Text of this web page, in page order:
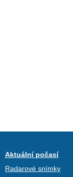
Aktuální počasí
Radarové snímky